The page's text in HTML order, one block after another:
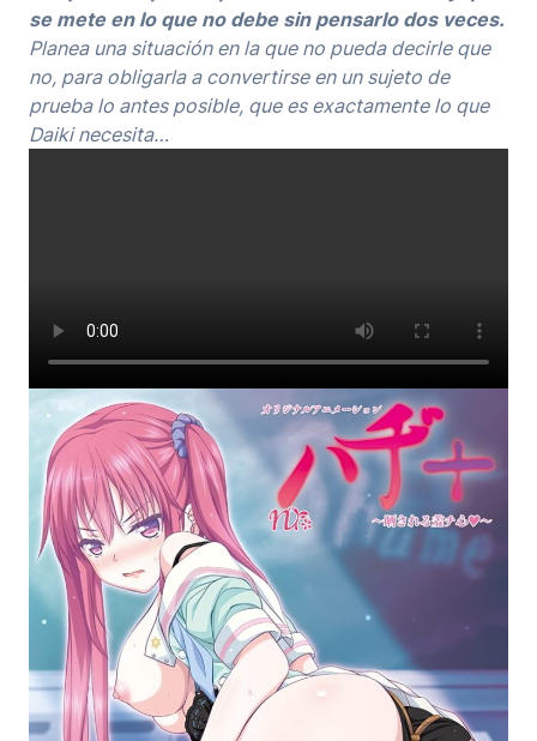
se mete en lo que no debe sin pensarlo dos veces.
Planea una situación en la que no pueda decirle que
no, para obligarla a convertirse en un sujeto de
prueba lo antes posible, que es exactamente lo que
Daiki necesita…